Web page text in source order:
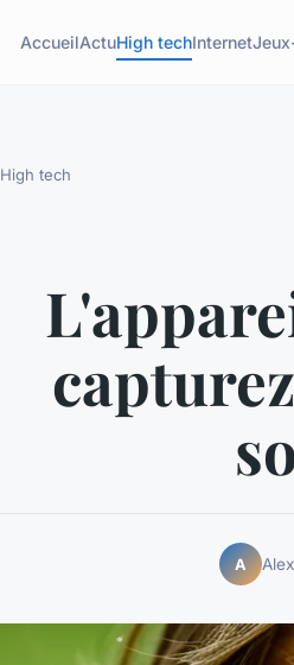
AccueilActuHigh techInternet
High tech
A